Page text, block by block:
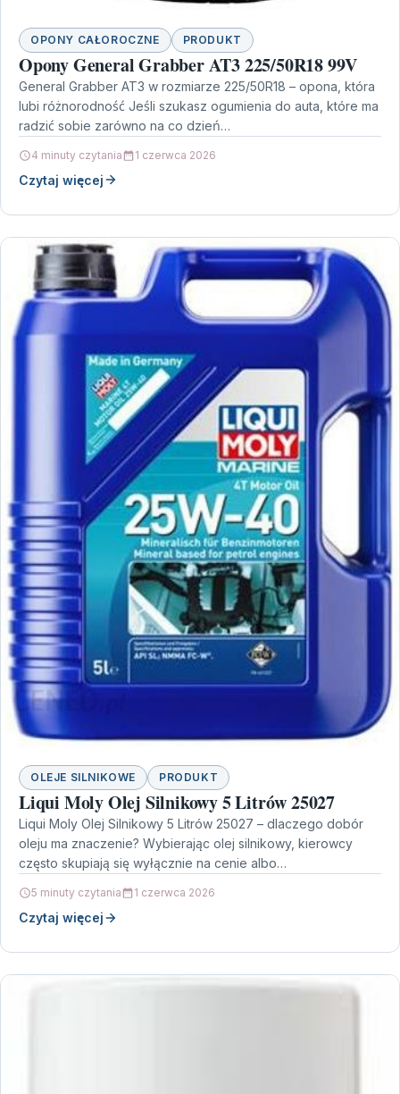
OPONY CAŁOROCZNE PRODUKT
Opony General Grabber AT3 225/50R18 99V
General Grabber AT3 w rozmiarze 225/50R18 – opona, która
lubi różnorodność Jeśli szukasz ogumienia do auta, które ma
radzić sobie zarówno na co dzień…
4 minuty czytania 1 czerwca 2026
Czytaj więcej
OLEJE SILNIKOWE PRODUKT
Liqui Moly Olej Silnikowy 5 Litrów 25027
Liqui Moly Olej Silnikowy 5 Litrów 25027 – dlaczego dobór
oleju ma znaczenie? Wybierając olej silnikowy, kierowcy
często skupiają się wyłącznie na cenie albo…
5 minuty czytania 1 czerwca 2026
Czytaj więcej